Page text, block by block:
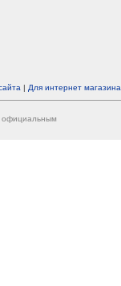
| Для интернет магазина
официальным